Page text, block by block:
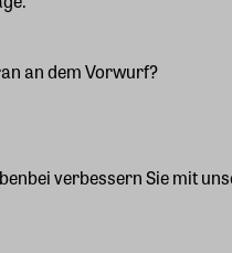
an dem Vorwurf?
verbessern Sie mit